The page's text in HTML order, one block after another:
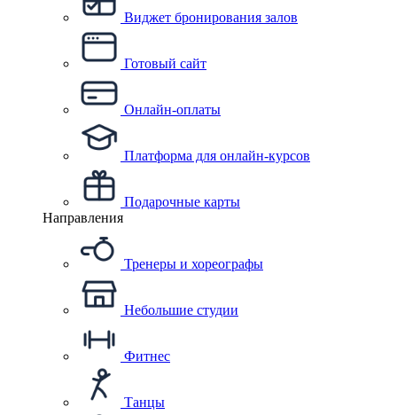
Виджет бронирования залов
Готовый сайт
Онлайн-оплаты
Платформа для онлайн-курсов
Подарочные карты
Направления
Тренеры и хореографы
Небольшие студии
Фитнес
Танцы